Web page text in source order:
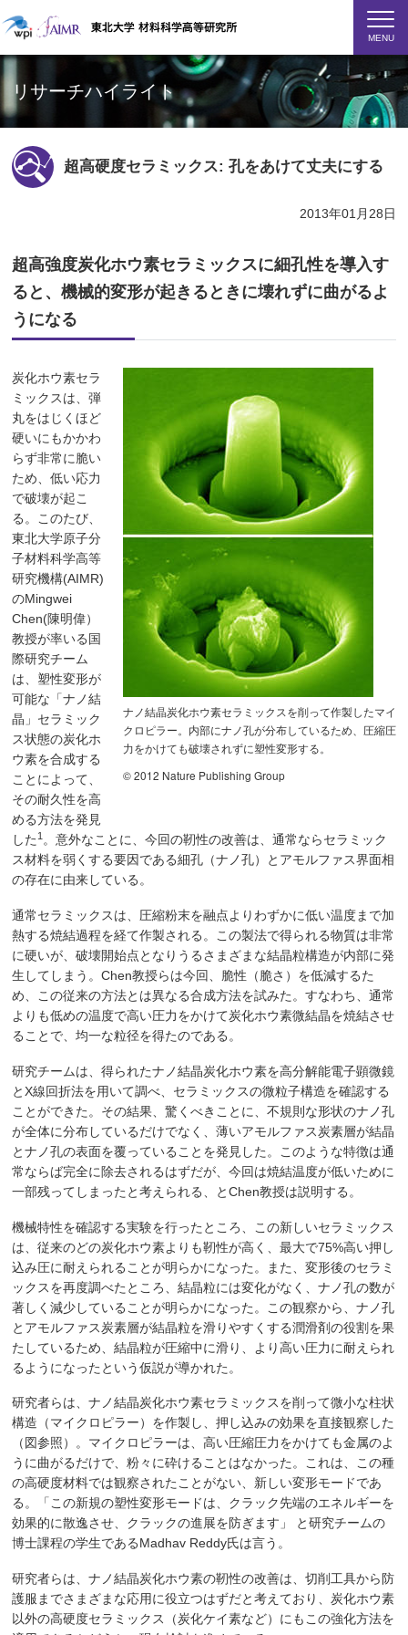
MENU
リサーチハイライト
超高硬度セラミックス: 孔をあけて丈夫にする
2013年01月28日
超高強度炭化ホウ素セラミックスに細孔性を導入す
ると、機械的変形が起きるときに壊れずに曲がるよ
うになる
ナノ結晶炭化ホウ素セラミックスを削って作製したマイ
クロピラー。内部にナノ孔が分布しているため、圧縮圧
力をかけても破壊されずに塑性変形する。
© 2012 Nature Publishing Group
炭化ホウ素セラ
ミックスは、弾
丸をはじくほど
硬いにもかかわ
らず非常に脆い
ため、低い応力
で破壊が起こ
る。このたび、
東北大学原子分
子材料科学高等
研究機構(AIMR)
のMingwei
Chen(陳明偉）
教授が率いる国
際研究チーム
は、塑性変形が
可能な「ナノ結
晶」セラミック
ス状態の炭化ホ
ウ素を合成する
ことによって、
その耐久性を高
める方法を発見
した1 。意外なことに、今回の靭性の改善は、通常ならセラミック
ス材料を弱くする要因である細孔（ナノ孔）とアモルファス界面相
の存在に由来している。
通常セラミックスは、圧縮粉末を融点よりわずかに低い温度まで加
熱する焼結過程を経て作製される。この製法で得られる物質は非常
に硬いが、破壊開始点となりうるさまざまな結晶粒構造が内部に発
生してしまう。Chen教授らは今回、脆性（脆さ）を低減するた
め、この従来の方法とは異なる合成方法を試みた。すなわち、通常
よりも低めの温度で高い圧力をかけて炭化ホウ素微結晶を焼結させ
ることで、均一な粒径を得たのである。
研究チームは、得られたナノ結晶炭化ホウ素を高分解能電子顕微鏡
とX線回折法を用いて調べ、セラミックスの微粒子構造を確認する
ことができた。その結果、驚くべきことに、不規則な形状のナノ孔
が全体に分布しているだけでなく、薄いアモルファス炭素層が結晶
とナノ孔の表面を覆っていることを発見した。このような特徴は通
常ならば完全に除去されるはずだが、今回は焼結温度が低いために
一部残ってしまったと考えられる、とChen教授は説明する。
機械特性を確認する実験を行ったところ、この新しいセラミックス
は、従来のどの炭化ホウ素よりも靭性が高く、最大で75%高い押し
込み圧に耐えられることが明らかになった。また、変形後のセラミ
ックスを再度調べたところ、結晶粒には変化がなく、ナノ孔の数が
著しく減少していることが明らかになった。この観察から、ナノ孔
とアモルファス炭素層が結晶粒を滑りやすくする潤滑剤の役割を果
たしているため、結晶粒が圧縮中に滑り、より高い圧力に耐えられ
るようになったという仮説が導かれた。
研究者らは、ナノ結晶炭化ホウ素セラミックスを削って微小な柱状
構造（マイクロピラー）を作製し、押し込みの効果を直接観察した
（図参照）。マイクロピラーは、高い圧縮圧力をかけても金属のよ
うに曲がるだけで、粉々に砕けることはなかった。これは、この種
の高硬度材料では観察されたことがない、新しい変形モードであ
る。「この新規の塑性変形モードは、クラック先端のエネルギーを
効果的に散逸させ、クラックの進展を防ぎます」 と研究チームの
博士課程の学生であるMadhav Reddy氏は言う。
研究者らは、ナノ結晶炭化ホウ素の靭性の改善は、切削工具から防
護服までさまざまな応用に役立つはずだと考えており、炭化ホウ素
以外の高硬度セラミックス（炭化ケイ素など）にもこの強化方法を